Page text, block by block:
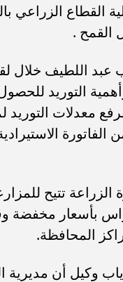
القطاع الزراعي
القمح .
عبد اللطيف خلال
التوريد
لرفع معدلات
الفاتورة
تتيح
المحافظة.
وكيل أن